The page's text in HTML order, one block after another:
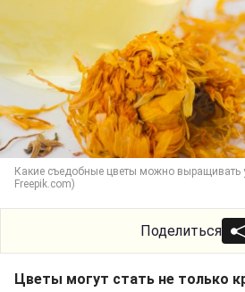
Какие съедобные цветы можно выращивать
Freepik.com)
Поделиться
Цветы могут стать не только